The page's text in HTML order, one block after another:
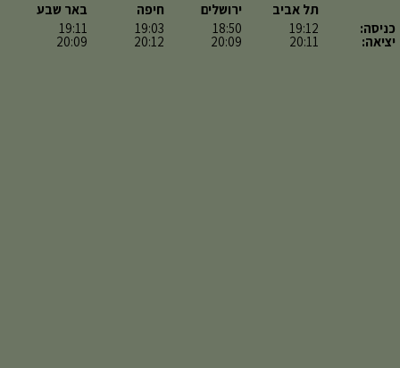
כניסה:
יציאה:
תל אביב
19:12
20:11
ירושלים
18:50
20:09
חיפה
19:03
20:12
באר שבע
19:11
20:09